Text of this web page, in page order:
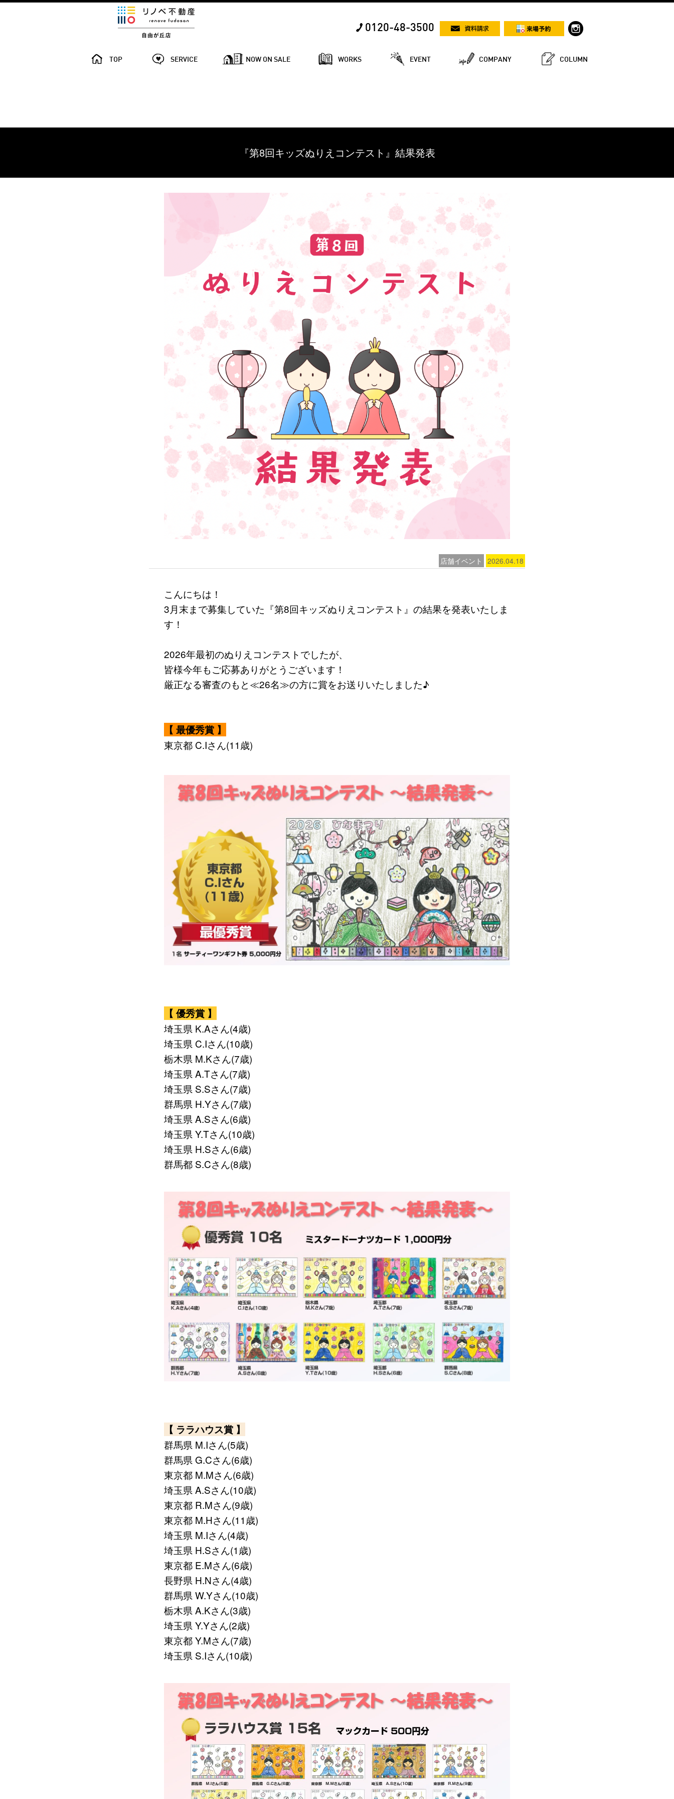
0120-48-3500
TOP SERVICE NOW ON SALE WORKS EVENT COMPANY COLUMN
『第8回キッズぬりえコンテスト』結果発表
店舗イベント 2026.04.18
こんにちは！
3月末まで募集していた『第8回キッズぬりえコンテスト』の結果を発表いたしま
す！
2026年最初のぬりえコンテストでしたが、
皆様今年もご応募ありがとうございます！
厳正なる審査のもと≪26名≫の方に賞をお送りいたしました♪
【 最優秀賞 】
東京都 C.Iさん(11歳)
【 優秀賞 】
埼玉県 K.Aさん(4歳)
埼玉県 C.Iさん(10歳)
栃木県 M.Kさん(7歳)
埼玉県 A.Tさん(7歳)
埼玉県 S.Sさん(7歳)
群馬県 H.Yさん(7歳)
埼玉県 A.Sさん(6歳)
埼玉県 Y.Tさん(10歳)
埼玉県 H.Sさん(6歳)
群馬都 S.Cさん(8歳)
【 ララハウス賞 】
群馬県 M.Iさん(5歳)
群馬県 G.Cさん(6歳)
東京都 M.Mさん(6歳)
埼玉県 A.Sさん(10歳)
東京都 R.Mさん(9歳)
東京都 M.Hさん(11歳)
埼玉県 M.Iさん(4歳)
埼玉県 H.Sさん(1歳)
東京都 E.Mさん(6歳)
長野県 H.Nさん(4歳)
群馬県 W.Yさん(10歳)
栃木県 A.Kさん(3歳)
埼玉県 Y.Yさん(2歳)
東京都 Y.Mさん(7歳)
埼玉県 S.Iさん(10歳)